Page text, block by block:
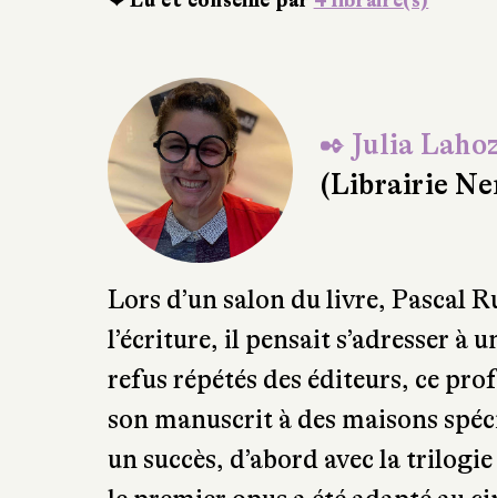
✒ Julia
Lors d’un salon du livre, Pascal
l’écriture, il pensait s’adresser
refus répétés des éditeurs, ce
son manuscrit à des maisons